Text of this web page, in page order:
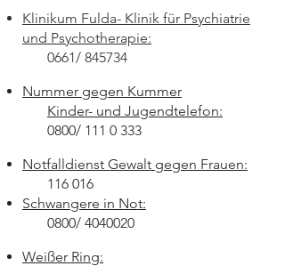
Klinikum Fulda- Klinik für Psychiatrie
und Psychotherapie:
0661/ 845734
Nummer gegen Kummer
Kinder- und Jugendtelefon:
0800/ 111 0 333
Notfalldienst Gewalt gegen Frauen:
116 016
Schwangere in Not:
0800/ 4040020
Weißer Ring: